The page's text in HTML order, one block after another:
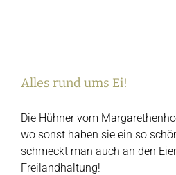
Alles rund
Alles rund ums Ei!
Die Hühner vom
wo sonst haben sie ein so
schmeckt man auch an den
Freilandhaltung!